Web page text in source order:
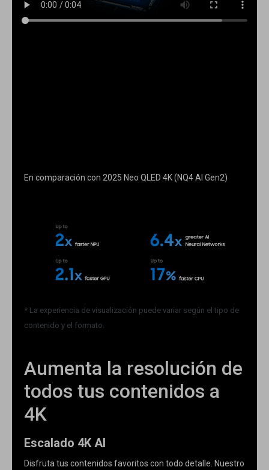
En comparación con 2025 Neo QLED 4K (NQ4 AI Gen2)
* La experiencia de visualización puede variar según el tipo de
contenido y el formato.
Aumenta la resolución de
todos tus contenidos a
4K
Escalado 4K AI
Disfruta tus contenidos favoritos con todo detalle. Nuestro